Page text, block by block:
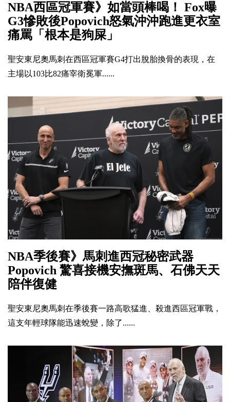
NBA西區冠軍賽》如當頭棒喝！ Fox曝
G3慘敗後Popovich怒氣沖沖跑進更衣室
痛罵「根本是狗屎」
聖安東尼奧馬刺在西區冠軍賽G4打出脫胎換骨的表現，在
主場以103比82痛宰衛冕軍......
NBA季後賽》馬刺進西冠秘密武器
Popovich 驚喜接機安撫斑馬、石佛天天
陪伴復健
聖安東尼奧馬刺在季後賽一路高歌猛進、殺進西區冠軍戰，
這支年輕球隊能迅速蛻變，除了......